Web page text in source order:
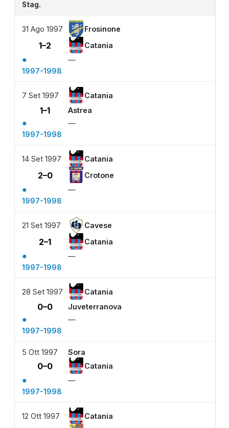
Stag.
31 Ago 1997 Frosinone
1–2 Catania
●
—
1997-1998
7 Set 1997 Catania
1–1 Astrea
●
—
1997-1998
14 Set 1997 Catania
2–0 Crotone
●
—
1997-1998
21 Set 1997 Cavese
2–1 Catania
●
—
1997-1998
28 Set 1997 Catania
0–0 Juveterranova
●
—
1997-1998
5 Ott 1997 Sora
0–0 Catania
●
—
1997-1998
12 Ott 1997 Catania